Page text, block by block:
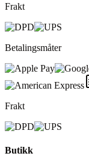
Frakt
Betalingsmåter
Frakt
Butikk